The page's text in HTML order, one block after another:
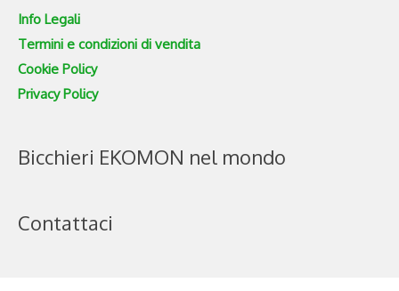
Info Legali
Termini e condizioni di vendita
Cookie Policy
Privacy Policy
Bicchieri EKOMON nel mondo
Contattaci